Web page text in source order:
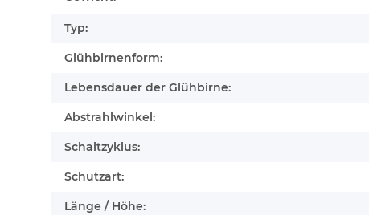
Typ:
Glühbirnenform:
Lebensdauer der Glühbirne:
Abstrahlwinkel:
Schaltzyklus:
Schutzart:
Länge / Höhe: